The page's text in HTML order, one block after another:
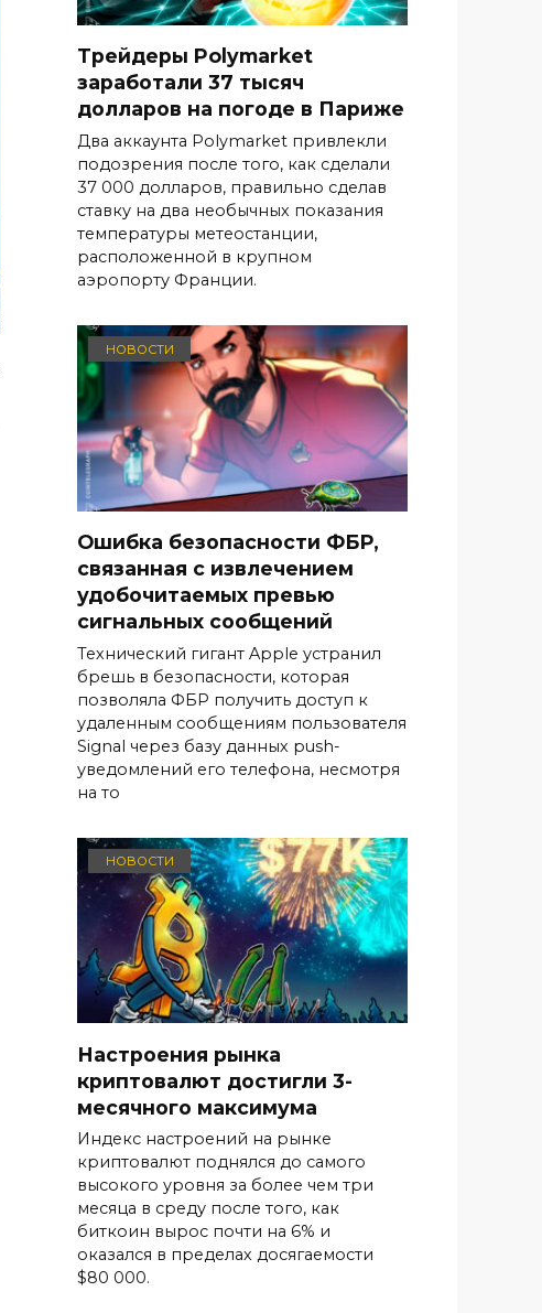
Трейдеры Polymarket
заработали 37 тысяч
долларов на погоде в Париже
Два аккаунта Polymarket привлекли
подозрения после того, как сделали
37 000 долларов, правильно сделав
ставку на два необычных показания
температуры метеостанции,
расположенной в крупном
аэропорту Франции.
НОВОСТИ
Ошибка безопасности ФБР,
связанная с извлечением
удобочитаемых превью
сигнальных сообщений
Технический гигант Apple устранил
брешь в безопасности, которая
позволяла ФБР получить доступ к
удаленным сообщениям пользователя
Signal через базу данных push-
уведомлений его телефона, несмотря
на то
НОВОСТИ
Настроения рынка
криптовалют достигли 3-
месячного максимума
Индекс настроений на рынке
криптовалют поднялся до самого
высокого уровня за более чем три
месяца в среду после того, как
биткоин вырос почти на 6% и
оказался в пределах досягаемости
$80 000.